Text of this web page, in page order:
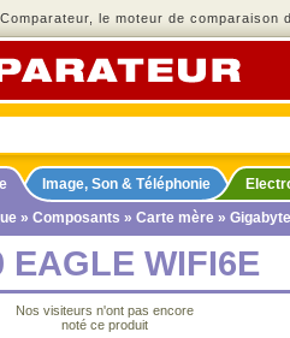
le moteur de comparaison
Image, Son & Téléphonie
» Composants » Carte mère »
WIFI6E
Nos visiteurs n'ont pas encore
noté ce produit